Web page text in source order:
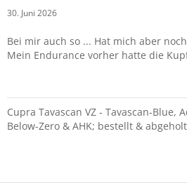
30. Juni 2026
Bei mir auch so ... Hat mich aber
Mein Endurance vorher hatte die
Cupra Tavascan VZ - Tavascan-Blue,
Below-Zero & AHK; bestellt &